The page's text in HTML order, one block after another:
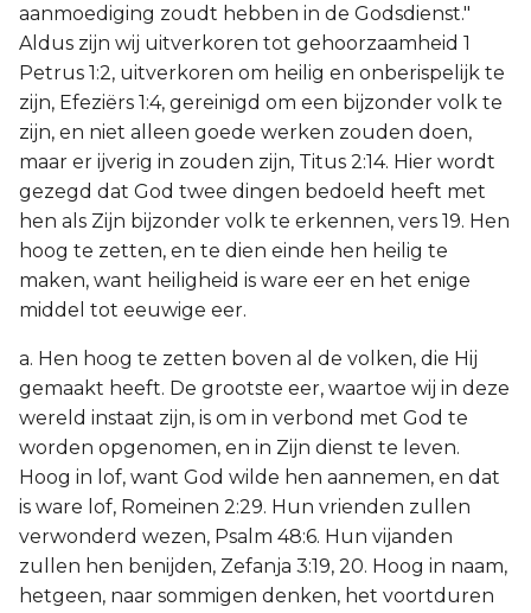
aanmoediging zoudt hebben in de Godsdienst."
Aldus zijn wij uitverkoren tot gehoorzaamheid 1
Petrus 1:2, uitverkoren om heilig en onberispelijk te
zijn, Efeziërs 1:4, gereinigd om een bijzonder volk te
zijn, en niet alleen goede werken zouden doen,
maar er ijverig in zouden zijn, Titus 2:14. Hier wordt
gezegd dat God twee dingen bedoeld heeft met
hen als Zijn bijzonder volk te erkennen, vers 19. Hen
hoog te zetten, en te dien einde hen heilig te
maken, want heiligheid is ware eer en het enige
middel tot eeuwige eer.
a. Hen hoog te zetten boven al de volken, die Hij
gemaakt heeft. De grootste eer, waartoe wij in deze
wereld instaat zijn, is om in verbond met God te
worden opgenomen, en in Zijn dienst te leven.
Hoog in lof, want God wilde hen aannemen, en dat
is ware lof, Romeinen 2:29. Hun vrienden zullen
verwonderd wezen, Psalm 48:6. Hun vijanden
zullen hen benijden, Zefanja 3:19, 20. Hoog in naam,
hetgeen, naar sommigen denken, het voortduren